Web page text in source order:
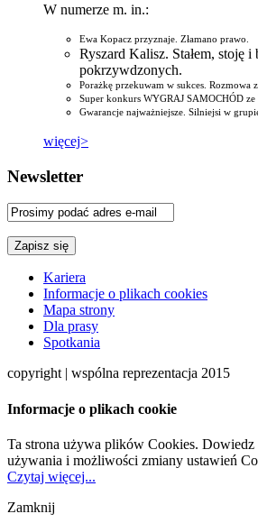
W numerze m. in.:
Ewa Kopacz przyznaje. Złamano prawo.
Ryszard Kalisz. Stałem, stoję i
pokrzywdzonych.
Porażkę przekuwam w sukces. Rozmowa
Super konkurs WYGRAJ SAMOCHÓD ze
Gwarancje najważniejsze. Silniejsi w
więcej>
Newsletter
Kariera
Informacje o plikach cookies
Mapa strony
Dla prasy
Spotkania
copyright | wspólna reprezentacja 2015
Informacje o plikach cookie
Ta strona używa plików Cookies. Dowiedz
używania i możliwości zmiany ustawień
Czytaj więcej...
Zamknij